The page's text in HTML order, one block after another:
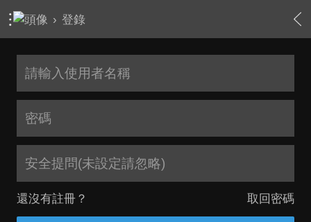
› 登錄
安全提問(未設定請忽略)
還沒有註冊？ 取回密碼